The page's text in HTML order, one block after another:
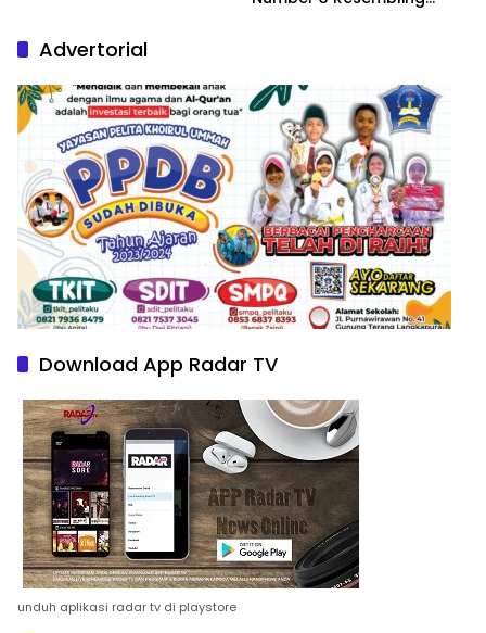
Advertorial
Download App Radar TV
unduh aplikasi radar tv di playstore